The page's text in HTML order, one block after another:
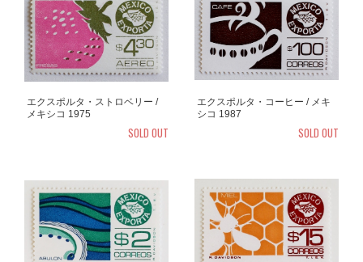
エクスポルタ・ストロベリー /
メキシコ 1975
SOLD OUT
エクスポルタ・コーヒー / メキ
シコ 1987
SOLD OUT